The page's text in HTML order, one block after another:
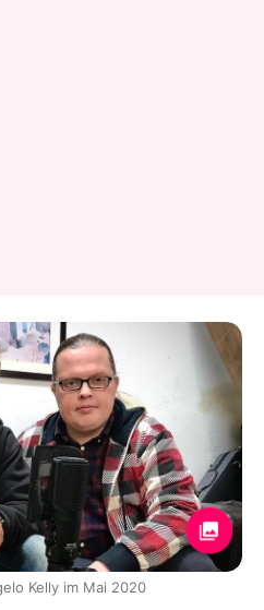
Kelly im Mai 2020